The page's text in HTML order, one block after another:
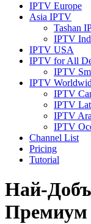
IPTV Europe
Asia IPTV
Tashan
IPTV
IPTV USA
IPTV for All
IPTV
IPTV
IPTV
IPTV
IPTV
IPTV
Channel List
Pricing
Tutorial
Най-